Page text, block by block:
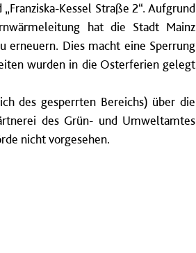
Kessel Straße 2“. Aufgrund
hat die Stadt Mainz
Dies macht eine Sperrung
wurden in die Osterferien gelegt
des gesperrten Bereichs) über die
des Grün- und Umweltamtes
nicht vorgesehen.